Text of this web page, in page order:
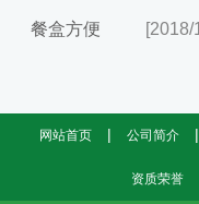
餐盒方便 [2018/
网站首页 | 公司简介 |
资质荣誉